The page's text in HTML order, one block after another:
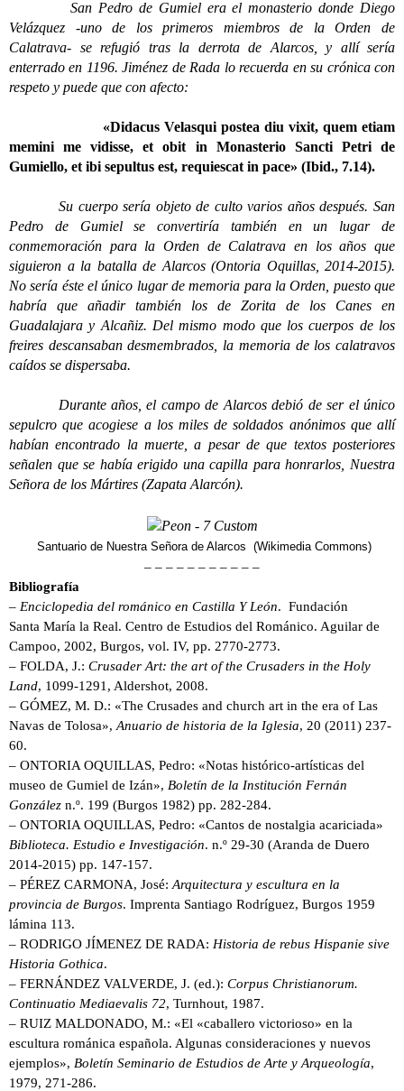
San Pedro de Gumiel era el monasterio donde Diego
Velázquez -uno de los primeros miembros de la Orden de
Calatrava- se refugió tras la derrota de Alarcos, y allí sería
enterrado en 1196. Jiménez de Rada lo recuerda en su crónica con
respeto y puede que con afecto:
«Didacus Velasqui postea diu vixit, quem etiam
memini me vidisse, et obit in Monasterio Sancti Petri de
Gumiello, et ibi sepultus est, requiescat in pace» (Ibid., 7.14).
Su cuerpo sería objeto de culto varios años después. San
Pedro de Gumiel se convertiría también en un lugar de
conmemoración para la Orden de Calatrava en los años que
siguieron a la batalla de Alarcos (Ontoria Oquillas, 2014-2015).
No sería éste el único lugar de memoria para la Orden, puesto que
habría que añadir también los de Zorita de los Canes en
Guadalajara y Alcañiz. Del mismo modo que los cuerpos de los
freires descansaban desmembrados, la memoria de los calatravos
caídos se dispersaba.
Durante años, el campo de Alarcos debió de ser el único
sepulcro que acogiese a los miles de soldados anónimos que allí
habían encontrado la muerte, a pesar de que textos posteriores
señalen que se había erigido una capilla para honrarlos, Nuestra
Señora de los Mártires (Zapata Alarcón).
Santuario de Nuestra Señora de Alarcos (Wikimedia Commons)
– – – – – – – – – – –
Bibliografía
– Enciclopedia del románico en Castilla Y León. Fundación
Santa María la Real. Centro de Estudios del Románico. Aguilar de
Campoo, 2002, Burgos, vol. IV, pp. 2770-2773.
– FOLDA, J.: Crusader Art: the art of the Crusaders in the Holy
Land, 1099-1291, Aldershot, 2008.
– GÓMEZ, M. D.: «The Crusades and church art in the era of Las
Navas de Tolosa», Anuario de historia de la Iglesia, 20 (2011) 237-
60.
– ONTORIA OQUILLAS, Pedro: «Notas histórico-artísticas del
museo de Gumiel de Izán», Boletín de la Institución Fernán
González n.º. 199 (Burgos 1982) pp. 282-284.
– ONTORIA OQUILLAS, Pedro: «Cantos de nostalgia acariciada»
Biblioteca. Estudio e Investigación. n.º 29-30 (Aranda de Duero
2014-2015) pp. 147-157.
– PÉREZ CARMONA, José: Arquitectura y escultura en la
provincia de Burgos. Imprenta Santiago Rodríguez, Burgos 1959
lámina 113.
– RODRIGO JÍMENEZ DE RADA: Historia de rebus Hispanie sive
Historia Gothica.
– FERNÁNDEZ VALVERDE, J. (ed.): Corpus Christianorum.
Continuatio Mediaevalis 72, Turnhout, 1987.
– RUIZ MALDONADO, M.: «El «caballero victorioso» en la
escultura románica española. Algunas consideraciones y nuevos
ejemplos», Boletín Seminario de Estudios de Arte y Arqueología,
1979, 271-286.